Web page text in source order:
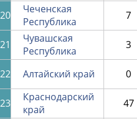
20
Чеченская
Республика
7
21
Чувашская
Республика
3
22 Алтайский край 0
23
Краснодарский
край
47